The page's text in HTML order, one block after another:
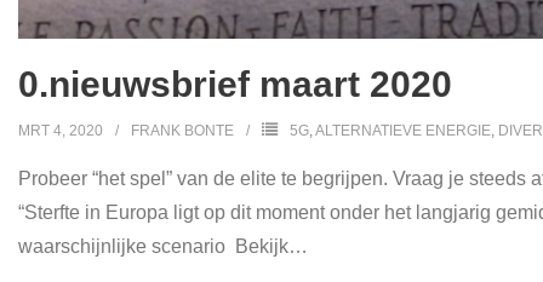
0.nieuwsbrief maart 2020
MRT 4, 2020 FRANK BONTE 5G,ALTERNATIEVE ENERGIE,
Probeer “het spel” van de elite te begrijpen. Vraag je
“Sterfte in Europa ligt op dit moment onder het langjarig
waarschijnlijke scenario Bekijk…